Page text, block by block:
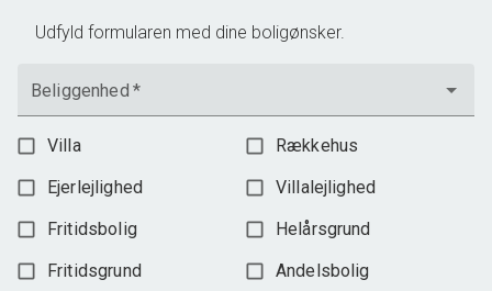
Udfyld formularen med dine boligønsker.
Beliggenhed *
Villa
Rækkehus
Ejerlejlighed
Villalejlighed
Fritidsbolig
Helårsgrund
Fritidsgrund
Andelsbolig